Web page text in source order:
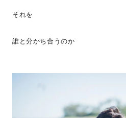
それを
誰と分かち合うのか